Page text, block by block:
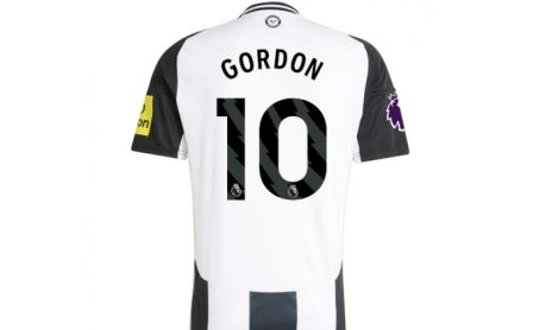
lahko
izberete
na
strani
izdelka